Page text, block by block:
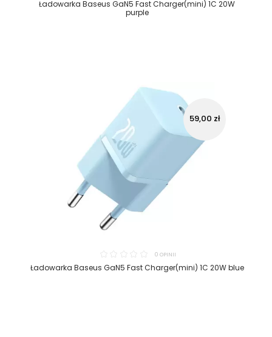
Ładowarka Baseus GaN5 Fast Charger(mini) 1C 20W
purple
0 OPINII
Ładowarka Baseus GaN5 Fast Charger(mini) 1C 20W blue
59,00 zł